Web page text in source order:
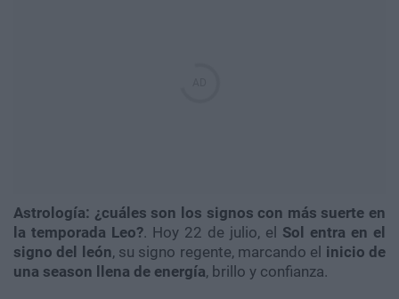
Astrología: ¿cuáles son los signos con más suerte en
la temporada Leo?. Hoy 22 de julio, el Sol entra en el
signo del león, su signo regente, marcando el inicio de
una season llena de energía, brillo y confianza.